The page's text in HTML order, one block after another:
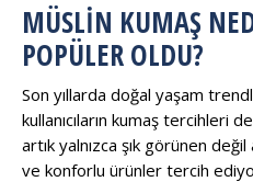
MÜSLIN KUMAŞ
POPÜLER OLDU?
Son yıllarda doğal yaşam
kullanıcıların kumaş tercihleri
artık yalnızca şık görünen değil
ve konforlu ürünler tercih